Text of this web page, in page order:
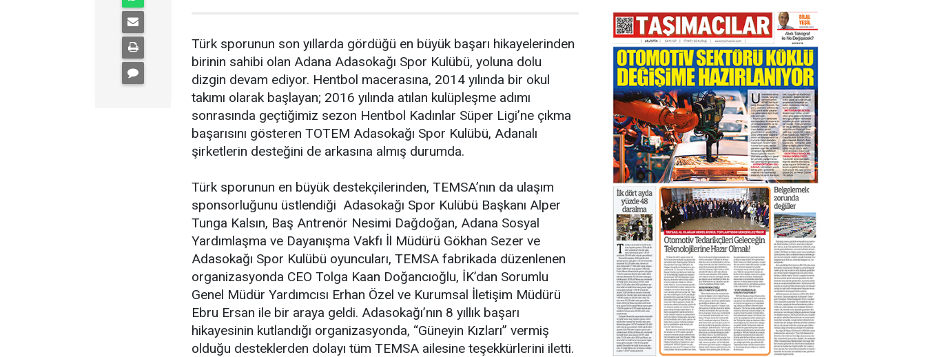
Türk sporunun son yıllarda gördüğü en büyük başarı hikayelerinden
birinin sahibi olan Adana Adasokağı Spor Kulübü, yoluna dolu
dizgin devam ediyor. Hentbol macerasına, 2014 yılında bir okul
takımı olarak başlayan; 2016 yılında atılan kulüpleşme adımı
sonrasında geçtiğimiz sezon Hentbol Kadınlar Süper Ligi’ne çıkma
başarısını gösteren TOTEM Adasokağı Spor Kulübü, Adanalı
şirketlerin desteğini de arkasına almış durumda.
Türk sporunun en büyük destekçilerinden, TEMSA’nın da ulaşım
sponsorluğunu üstlendiği Adasokağı Spor Kulübü Başkanı Alper
Tunga Kalsın, Baş Antrenör Nesimi Dağdoğan, Adana Sosyal
Yardımlaşma ve Dayanışma Vakfı İl Müdürü Gökhan Sezer ve
Adasokağı Spor Kulübü oyuncuları, TEMSA fabrikada düzenlenen
organizasyonda CEO Tolga Kaan Doğancıoğlu, İK’dan Sorumlu
Genel Müdür Yardımcısı Erhan Özel ve Kurumsal İletişim Müdürü
Ebru Ersan ile bir araya geldi. Adasokağı’nın 8 yıllık başarı
hikayesinin kutlandığı organizasyonda, “Güneyin Kızları” vermiş
olduğu desteklerden dolayı tüm TEMSA ailesine teşekkürlerini iletti.